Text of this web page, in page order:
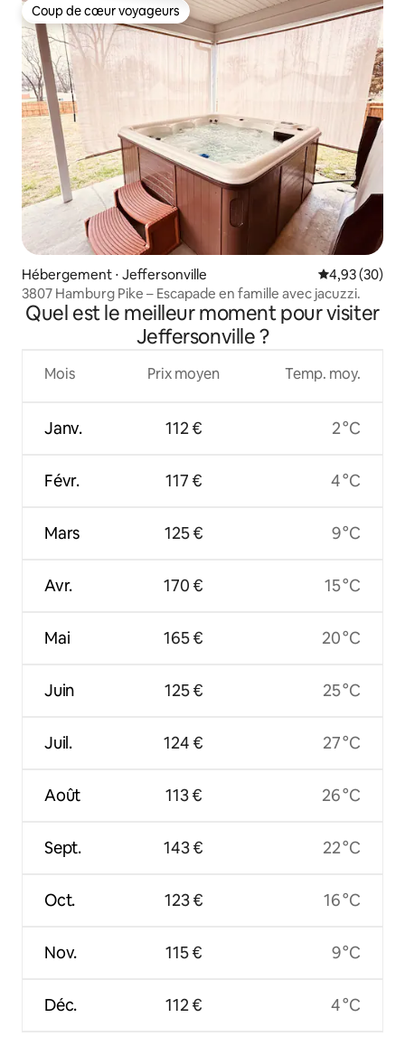
Coup de cœur voyageurs
Coup de cœur voyageurs
Hébergement ⋅ Jeffersonville Évaluation
4,93 (30)
3807 Hamburg Pike – Escapade en famille avec jacuzzi.
Quel est le meilleur moment pour visiter
Jeffersonville ?
Mois
Janv.
Févr.
Mars
Avr.
Mai
Juin
Juil.
Août
Sept.
Oct.
Nov.
Déc.
Prix moyen
112 €
117 €
125 €
170 €
165 €
125 €
124 €
113 €
143 €
123 €
115 €
112 €
Temp. moy.
2 °C
4 °C
9 °C
15 °C
20 °C
25 °C
27 °C
26 °C
22 °C
16 °C
9 °C
4 °C